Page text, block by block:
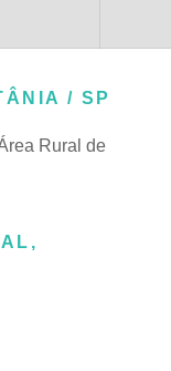
/ SP
Rural de